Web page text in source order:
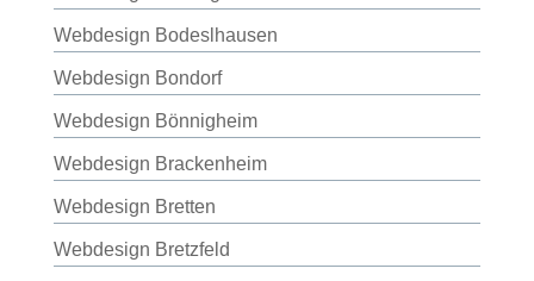
Webdesign Bodeslhausen
Webdesign Bondorf
Webdesign Bönnigheim
Webdesign Brackenheim
Webdesign Bretten
Webdesign Bretzfeld